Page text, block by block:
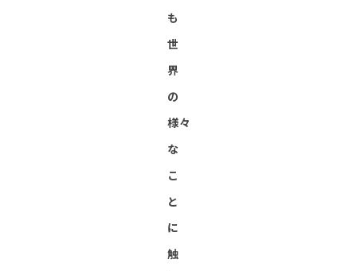
も
世
界
の
様々
な
こ
と
に
触